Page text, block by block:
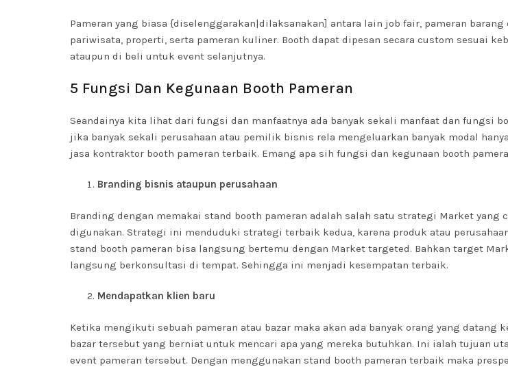
Pameran yang biasa {diselenggarakan|dilaksanakan] antara lain job fair, pameran
pariwisata, properti, serta pameran kuliner. Booth dapat dipesan secara custom sesuai
ataupun di beli untuk event selanjutnya.
5 Fungsi Dan Kegunaan Booth Pameran
Seandainya kita lihat dari fungsi dan manfaatnya ada banyak sekali manfaat dan fungsi
jika banyak sekali perusahaan atau pemilik bisnis rela mengeluarkan banyak modal
jasa kontraktor booth pameran terbaik. Emang apa sih fungsi dan kegunaan booth
Branding bisnis ataupun perusahaan
Branding dengan memakai stand booth pameran adalah salah satu strategi Market yang
digunakan. Strategi ini menduduki strategi terbaik kedua, karena produk atau
stand booth pameran bisa langsung bertemu dengan Market targeted. Bahkan target
langsung berkonsultasi di tempat. Sehingga ini menjadi kesempatan terbaik.
Mendapatkan klien baru
Ketika mengikuti sebuah pameran atau bazar maka akan ada banyak orang yang datang
bazar tersebut yang berniat untuk mencari apa yang mereka butuhkan. Ini ialah tujuan
event pameran tersebut. Dengan menggunakan stand booth pameran terbaik maka